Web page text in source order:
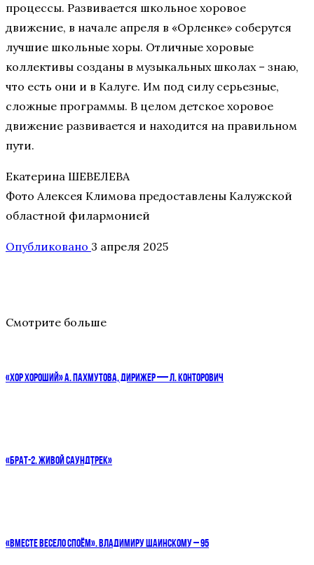
процессы. Развивается школьное хоровое
движение, в начале апреля в «Орленке» соберутся
лучшие школьные хоры. Отличные хоровые
коллективы созданы в музыкальных школах – знаю,
что есть они и в Калуге. Им под силу серьезные,
сложные программы. В целом детское хоровое
движение развивается и находится на правильном
пути.
Екатерина ШЕВЕЛЕВА
Фото Алексея Климова предоставлены Калужской
областной филармонией
Опубликовано 3 апреля 2025
Смотрите больше
«ХОР ХОРОШИЙ» А. ПАХМУТОВА, ДИРИЖЕР — Л. КОНТОРОВИЧ
«БРАТ-2. ЖИВОЙ САУНДТРЕК»
«ВМЕСТЕ ВЕСЕЛО СПОЁМ». ВЛАДИМИРУ ШАИНСКОМУ – 95